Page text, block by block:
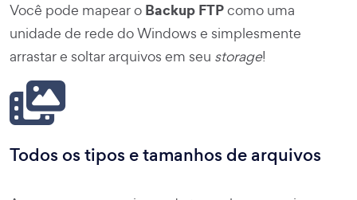
Você pode mapear o Backup FTPcomo uma
unidade de rede do Windows e simplesmente
arrastar e soltar arquivos em seu storage!
Todos os tipos e tamanhos de arquivos